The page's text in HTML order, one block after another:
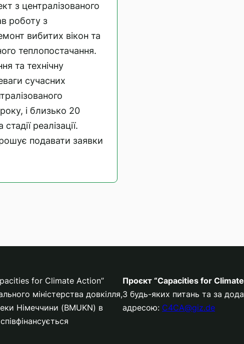
з централізованого
роботу з
вибитих вікон та
теплопостачання.
та технічну
сучасних
і близько 20
реалізації.
подавати заявки
for Climate Action”
міністерства довкілля,
Німеччини (BMUKN) в
Проєкт “Capacities for
З будь-яких питань та за
адресою: C4CA@giz.de